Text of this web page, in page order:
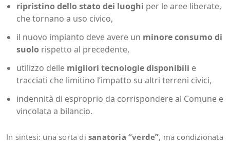
ripristino dello stato dei luoghi per le aree liberate,
che tornano a uso civico,
il nuovo impianto deve avere un minore consumo di
suolo rispetto al precedente,
utilizzo delle migliori tecnologie disponibili e
tracciati che limitino l’impatto su altri terreni civici,
indennità di esproprio da corrispondere al Comune e
vincolata a bilancio.
In sintesi: una sorta di sanatoria “verde”, ma condizionata